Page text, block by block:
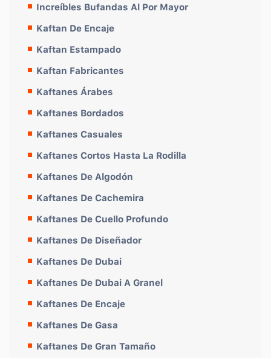
Increíbles Bufandas Al Por Mayor
Kaftan De Encaje
Kaftan Estampado
Kaftan Fabricantes
Kaftanes Árabes
Kaftanes Bordados
Kaftanes Casuales
Kaftanes Cortos Hasta La Rodilla
Kaftanes De Algodón
Kaftanes De Cachemira
Kaftanes De Cuello Profundo
Kaftanes De Diseñador
Kaftanes De Dubai
Kaftanes De Dubai A Granel
Kaftanes De Encaje
Kaftanes De Gasa
Kaftanes De Gran Tamaño